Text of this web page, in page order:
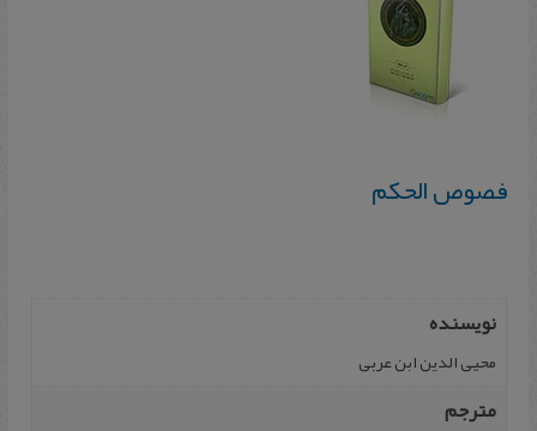
فصوص الحکم
نویسنده
محیی الدین ابن عربی
مترجم